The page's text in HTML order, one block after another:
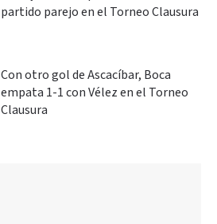
partido parejo en el Torneo Clausura
Con otro gol de Ascacíbar, Boca
empata 1-1 con Vélez en el Torneo
Clausura